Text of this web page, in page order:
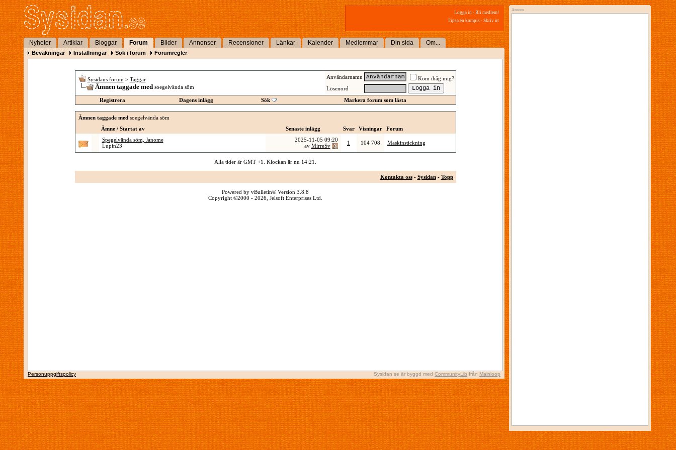
Logga in - Bli medlem!
Tipsa en kompis - Skriv ut
Nyheter Artiklar Bloggar Forum Bilder Annonser Recensioner Länkar Kalender Medlemmar Din sida Om...
Bevakningar Inställningar Sök i forum Forumregler
Sysidans forum > Taggar
Ämnen taggade med soegelvända söm
Användarnamn
Kom ihåg mig?
Lösenord
Registrera
Dagens inlägg Sök Markera forum som lästa
Ämnen taggade med soegelvända söm
Ämne / Startat av
Senaste inlägg Svar Visningar
Forum
Spegelvända söm, Janome
Lupin23
2025-11-05 09:20
av MirreSv 1 104 708 Maskinstickning
Alla tider är GMT +1. Klockan är nu 14:21
Kontakta oss- Sysidan- Topp
Powered by vBulletin® Version 3.8.8
Copyright ©2000 - 2026, Jelsoft Enterprises Ltd.
Sysidan.se är byggd med CommunityLib från Mainloop
Personuppgiftspolicy
Annons